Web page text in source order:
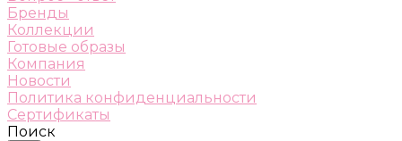
Бренды
Коллекции
Готовые образы
Компания
Новости
Политика конфиденциальности
Сертификаты
Поиск